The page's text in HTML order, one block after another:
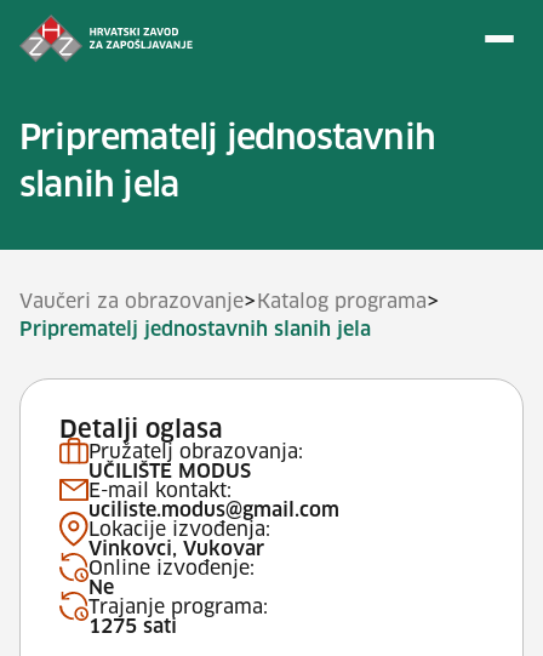
Priprematelj jednostavnih
slanih jela
Vaučeri za obrazovanje> Katalog programa>
Priprematelj jednostavnih slanih jela
Detalji oglasa
Pružatelj obrazovanja:
UČILIŠTE MODUS
E-mail kontakt:
uciliste.modus@gmail.com
Lokacije izvođenja:
Vinkovci, Vukovar
Online izvođenje:
Ne
Trajanje programa:
1275 sati